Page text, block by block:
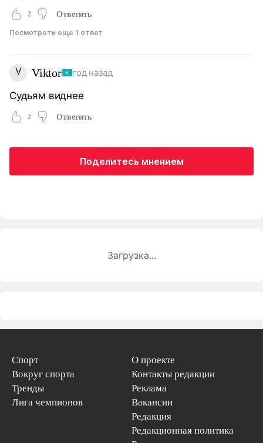
2 Ответить
Посмотреть еще 1 ответ
V Viktor год назад
Судьям виднее
2 Ответить
Поделитесь мнением
Загрузка...
Спорт
Вокруг спорта
Тренды
Лига чемпионов
О проекте
Контакты редакции
Реклама
Вакансии
Редакция
Редакционная политика